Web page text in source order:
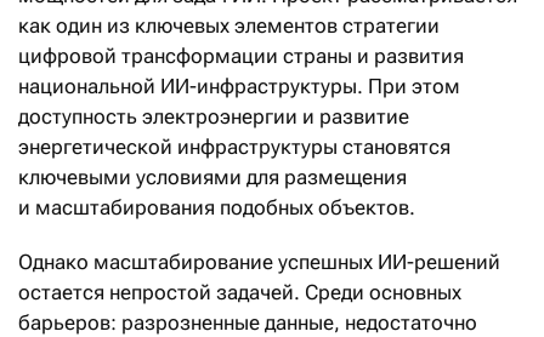
как один из ключевых элементов стратегии
цифровой трансформации страны и развития
национальной ИИ-инфраструктуры. При этом
доступность электроэнергии и развитие
энергетической инфраструктуры становятся
ключевыми условиями для размещения
и масштабирования подобных объектов.
Однако масштабирование успешных ИИ-решений
остается непростой задачей. Среди основных
барьеров: разрозненные данные, недостаточно